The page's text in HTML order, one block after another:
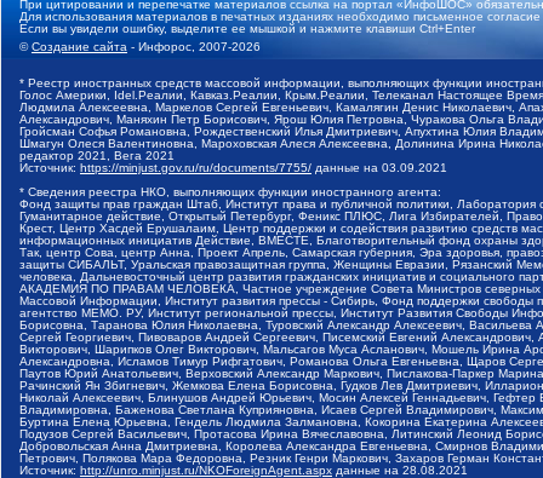
При цитировании и перепечатке материалов ссылка на портал «ИнфоШОС»
Для использования материалов в печатных изданиях необходимо письменное
Если вы увидели ошибку, выделите ее мышкой и нажмите клавиши Ctrl+Enter
©Создание сайта - Инфорос, 2007-2026
* Реестр иностранных средств массовой информации, выполняющих функции
Голос Америки, Idel.Реалии, Кавказ.Реалии, Крым.Реалии, Телеканал Настоящее
Людмила Алексеевна, Маркелов Сергей Евгеньевич, Камалягин Денис Николаевич,
Александрович, Маняхин Петр Борисович, Ярош Юлия Петровна, Чуракова Ольга
Гройсман Софья Романовна, Рождественский Илья Дмитриевич, Апухтина Юлия
Шмагун Олеся Валентиновна, Мароховская Алеся Алексеевна, Долинина Ирина
редактор 2021, Вега 2021
Источник: https://minjust.gov.ru/ru/documents/7755/ данные на 03.09.2021
* Сведения реестра НКО, выполняющих функции иностранного агента:
Фонд защиты прав граждан Штаб, Институт права и публичной политики,
Гуманитарное действие, Открытый Петербург, Феникс ПЛЮС, Лига Избирателей,
Крест, Центр Хасдей Ерушалаим, Центр поддержки и содействия развитию средств
информационных инициатив Действие, ВМЕСТЕ, Благотворительный фонд охраны
Так, центр Сова, центр Анна, Проект Апрель, Самарская губерния, Эра здоровья,
защиты СИБАЛЬТ, Уральская правозащитная группа, Женщины Евразии, Рязанский
человека, Дальневосточный центр развития гражданских инициатив и социального
АКАДЕМИЯ ПО ПРАВАМ ЧЕЛОВЕКА, Частное учреждение Совета Министров северных
Массовой Информации, Институт развития прессы - Сибирь, Фонд поддержки
агентство МЕМО. РУ, Институт региональной прессы, Институт Развития Свободы
Борисовна, Таранова Юлия Николаевна, Туровский Александр Алексеевич,
Сергей Георгиевич, Пивоваров Андрей Сергеевич, Писемский Евгений
Викторович, Шарипков Олег Викторович, Мальсагов Муса Асланович, Мошель Ирина
Александровна, Исламов Тимур Рифгатович, Романова Ольга Евгеньевна, Щаров
Паутов Юрий Анатольевич, Верховский Александр Маркович, Пислакова-Паркер
Рачинский Ян Збигневич, Жемкова Елена Борисовна, Гудков Лев Дмитриевич,
Николай Алексеевич, Блинушов Андрей Юрьевич, Мосин Алексей Геннадьевич,
Владимировна, Баженова Светлана Куприяновна, Исаев Сергей Владимирович,
Буртина Елена Юрьевна, Гендель Людмила Залмановна, Кокорина Екатерина
Подузов Сергей Васильевич, Протасова Ирина Вячеславовна, Литинский Леонид
Добровольская Анна Дмитриевна, Королева Александра Евгеньевна, Смирнов
Петрович, Полякова Мара Федоровна, Резник Генри Маркович, Захаров Герман
Источник: http://unro.minjust.ru/NKOForeignAgent.aspx данные на 28.08.2021